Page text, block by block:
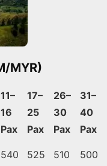
MYR)
11–
16
Pax
17–
25
Pax
26–
30
Pax
31–
40
Pax
540 525 510 500